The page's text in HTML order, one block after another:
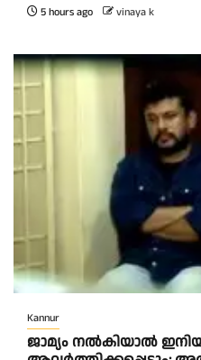
5 hours ago vinaya k
Kannur
ജാമ്യം നൽകിയാൽ